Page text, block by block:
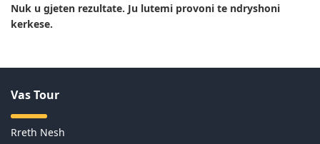
Nuk u gjeten rezultate. Ju lutemi provoni te ndryshoni
kerkese.
Vas Tour
Rreth Nesh